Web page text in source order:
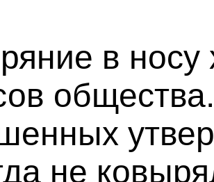
в носу
не